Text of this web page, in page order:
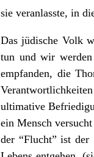
sie veranlasste, in
Das jüdische Volk
tun und wir werden
empfanden, die
ultimative
ein Mensch
der “Flucht” ist der